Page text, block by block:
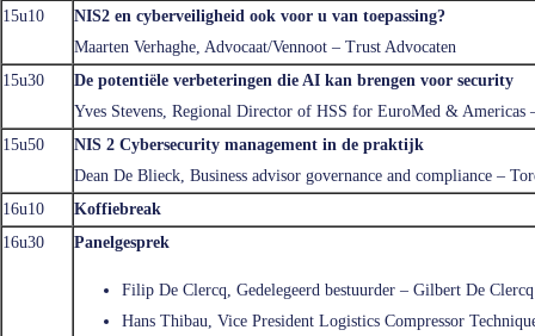
15u10
NIS2 en cyberveiligheid ook voor u van toepassing?
Maarten Verhaghe, Advocaat/Vennoot – Trust Advocaten
15u30
De potentiële verbeteringen die AI kan brengen voor security
Yves Stevens, Regional Director of HSS for EuroMed & Americas
15u50
NIS 2 Cybersecurity management in de praktijk
Dean De Blieck, Business advisor governance and compliance –
16u10
Koffiebreak
16u30
Panelgesprek
Filip De Clercq, Gedelegeerd bestuurder – Gilbert De Clercq
Hans Thibau, Vice President Logistics Compressor